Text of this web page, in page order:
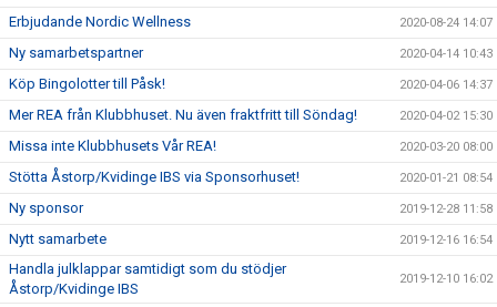
Erbjudande Nordic Wellness 2020-08-24 14:07
Ny samarbetspartner 2020-04-14 10:43
Köp Bingolotter till Påsk! 2020-04-06 14:37
Mer REA från Klubbhuset. Nu även fraktfritt till Söndag! 2020-04-02 15:30
Missa inte Klubbhusets Vår REA! 2020-03-20 08:00
Stötta Åstorp/Kvidinge IBS via Sponsorhuset! 2020-01-21 08:54
Ny sponsor 2019-12-28 11:58
Nytt samarbete 2019-12-16 16:54
Handla julklappar samtidigt som du stödjer
Åstorp/Kvidinge IBS
2019-12-10 16:02